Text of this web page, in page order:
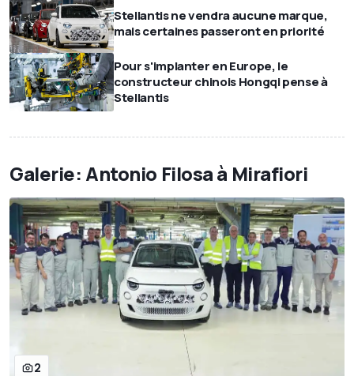
Stellantis ne vendra aucune marque,
mais certaines passeront en priorité
Pour s'implanter en Europe, le
constructeur chinois Hongqi pense à
Stellantis
Galerie: Antonio Filosa à Mirafiori
2